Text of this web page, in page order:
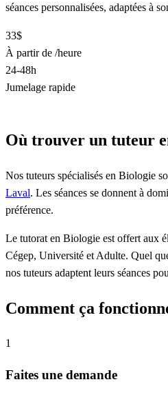
séances personnalisées, adaptées à
33$
À partir de /heure
24-48h
Jumelage rapide
Où trouver un tuteur
Nos tuteurs spécialisés en Biologie
Laval. Les séances se donnent à
préférence.
Le tutorat en Biologie est offert aux
Cégep, Université et Adulte. Quel
nos tuteurs adaptent leurs séances
Comment ça
1
Faites une demande